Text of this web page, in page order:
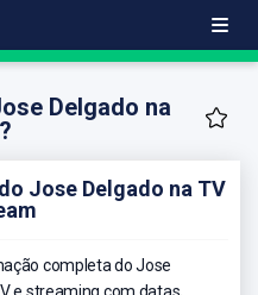
Delgado na
Jose Delgado na TV
completa do Jose
e streaming com datas,